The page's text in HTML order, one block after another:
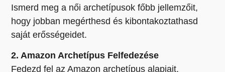
Ismerd meg a női archetípusok főbb jellemzőit,
hogy jobban megérthesd és kibontakoztathasd
saját erősségeidet.
2. Amazon Archetípus Felfedezése
Fedezd fel az Amazon archetípus alapjait,